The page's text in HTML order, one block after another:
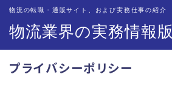
物流業界の実務情報版
物流の転職・通販サイト、および実務仕事の紹介
MENU
プライバシーポリシー